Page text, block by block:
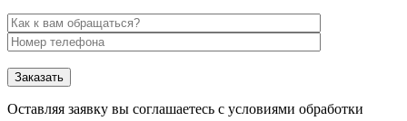
Заказать
Оставляя заявку вы соглашаетесь с условиями обработки